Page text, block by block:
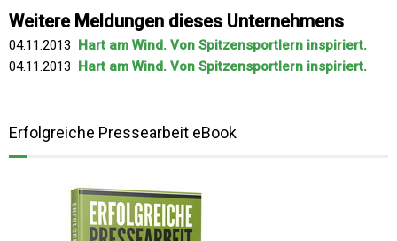
Weitere Meldungen dieses Unternehmens
04.11.2013 Hart am Wind. Von Spitzensportlern inspiriert.
04.11.2013 Hart am Wind. Von Spitzensportlern inspiriert.
Erfolgreiche Pressearbeit eBook